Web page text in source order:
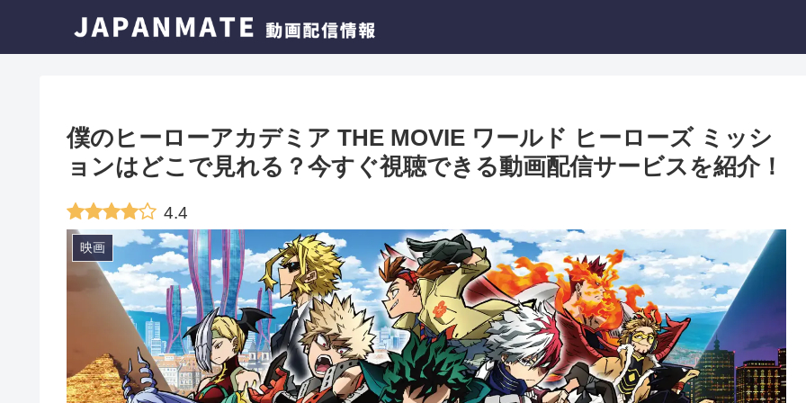
僕のヒーローアカデミア THE MOVIE ワールド ヒーローズ ミッシ
ョンはどこで見れる？今すぐ視聴できる動画配信サービスを紹介！
4.4
映画